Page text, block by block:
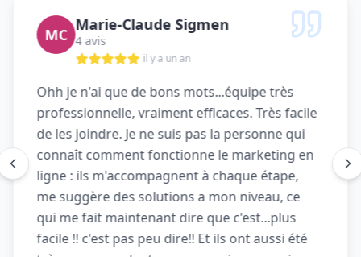
MC
Marie-Claude Sigmen
4 avis
il y a un an
Ohh je n'ai que de bons mots...équipe très
professionnelle, vraiment efficaces. Très facile
de les joindre. Je ne suis pas la personne qui
connaît comment fonctionne le marketing en
ligne : ils m'accompagnent à chaque étape,
me suggère des solutions a mon niveau, ce
qui me fait maintenant dire que c'est...plus
facile !! c'est pas peu dire!! Et ils ont aussi été